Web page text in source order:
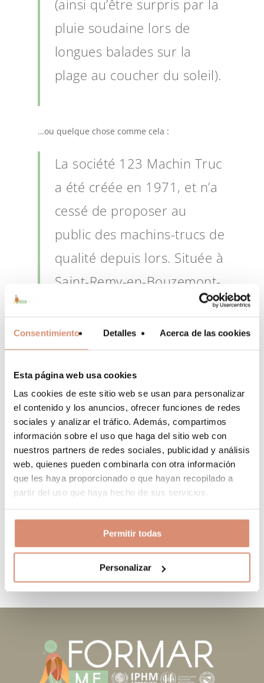
Consentimiento Detalles Acerca de las cookies
Esta página web usa cookies
Las cookies de este sitio web se usan para personalizar
el contenido y los anuncios, ofrecer funciones de redes
sociales y analizar el tráfico. Además, compartimos
información sobre el uso que haga del sitio web con
nuestros partners de redes sociales, publicidad y análisis
web, quienes pueden combinarla con otra información
que les haya proporcionado o que hayan recopilado a
partir del uso que haya hecho de sus servicios.
Permitir todas
Personalizar
No hay productos en el carrito.
Go To Shop
(ainsi qu’être surpris par la
pluie soudaine lors de
longues balades sur la
plage au coucher du soleil).
…ou quelque chose comme cela :
La société 123 Machin Truc
a été créée en 1971, et n’a
cessé de proposer au
public des machins-trucs de
qualité depuis lors. Située à
Saint-Remy-en-Bouzemont-
Saint-Genest-et-Isson, 123
Machin Truc emploie 2 000
personnes, et fabrique
toutes sortes de bidules
supers pour la
communauté
bouzemontoise.
WordPress, vous devriez vous rendre survotre
pour supprimer cette page et
créer de nouvelles pages pour votre contenu.
Amusez-vous bien !